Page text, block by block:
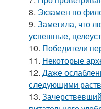
8. Экзамен по
9. Заметила, что
успешные,
10. Победители
11. Некоторые
12. Даже
следующими
13.